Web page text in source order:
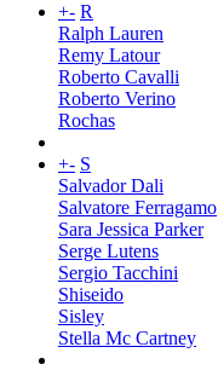
+- R
Ralph Lauren
Remy Latour
Roberto Cavalli
Roberto Verino
Rochas
+- S
Salvador Dali
Salvatore Ferragamo
Sara Jessica Parker
Serge Lutens
Sergio Tacchini
Shiseido
Sisley
Stella Mc Cartney